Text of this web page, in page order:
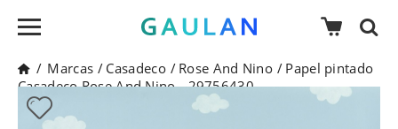
/ Marcas / Casadeco / Rose And Nino / Papel pintado
Casadeco Rose And Nino - 29756430